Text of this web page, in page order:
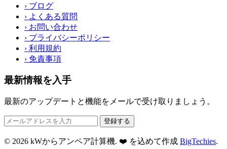
› ブログ
› よくある質問
› お問い合わせ
› プライバシーポリシー
› 利用規約
› 免責事項
最新情報を入手
最新のアップデートと機能をメールで受け取りましょう。
登録する
© 2026 kWからアンペア計算機. ❤️ を込めて作成 BigTechies.